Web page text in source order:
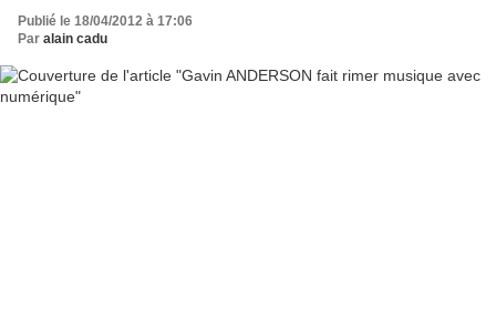
Publié le 18/04/2012 à 17:06
Par alain cadu